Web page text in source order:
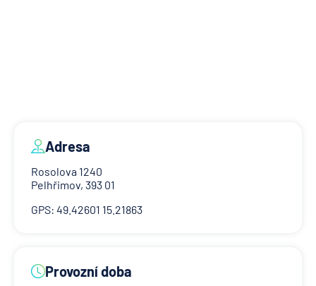
Adresa
Rosolova 1240
Pelhřimov, 393 01
GPS: 49.42601 15.21863
Provozní doba